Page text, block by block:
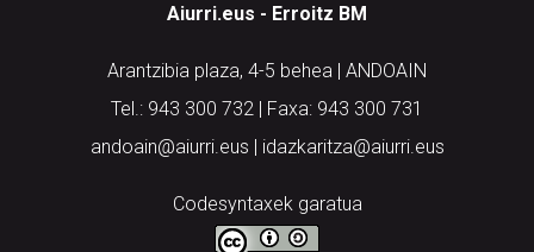
Aiurri.eus - Erroitz BM
Arantzibia plaza, 4-5 behea | ANDOAIN
Tel.: 943 300 732 | Faxa: 943 300 731
andoain@aiurri.eus | idazkaritza@aiurri.eus
Codesyntaxek garatua